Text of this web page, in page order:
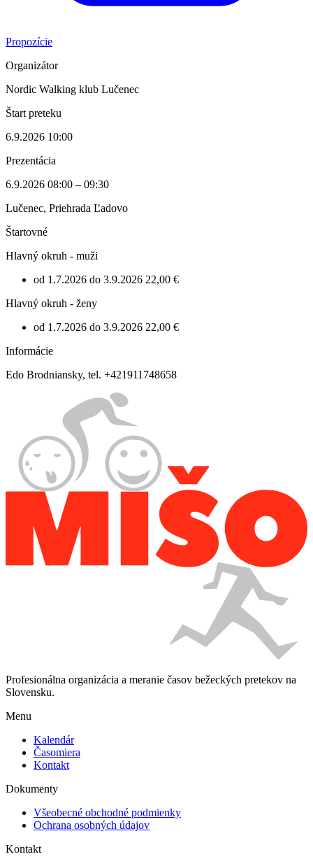
Propozície
Organizátor
Nordic Walking klub Lučenec
Štart preteku
6.9.2026 10:00
Prezentácia
6.9.2026 08:00 – 09:30
Lučenec, Priehrada Ľadovo
Štartovné
Hlavný okruh - muži
od 1.7.2026 do 3.9.2026 22,00 €
Hlavný okruh - ženy
od 1.7.2026 do 3.9.2026 22,00 €
Informácie
Edo Brodniansky, tel. +421911748658
Profesionálna organizácia a meranie časov bežeckých pretekov na
Slovensku.
Menu
Kalendár
Časomiera
Kontakt
Dokumenty
Všeobecné obchodné podmienky
Ochrana osobných údajov
Kontakt